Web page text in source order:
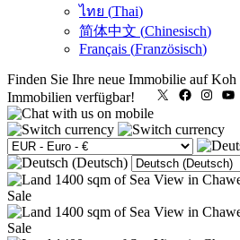
ไทย (Thai)
简体中文 (Chinesisch)
Français (Französisch)
Finden Sie Ihre neue Immobilie auf Koh
Immobilien verfügbar!
X Facebook